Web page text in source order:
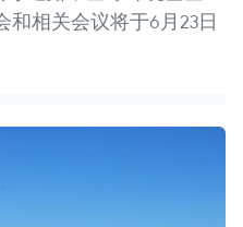
和相关会议将于6月23日